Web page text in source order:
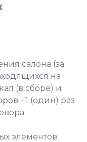
салона (за
на
(в сборе) и
- 1 (один) раз
элементов